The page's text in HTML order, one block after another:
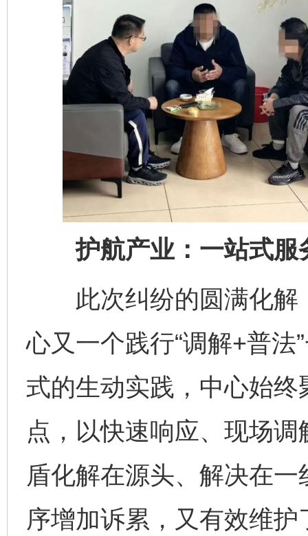
护航产业：一站式服
此次纠纷的圆满化解
心又一个践行“调解+普
式的生动实践，中心始
点，以快速响应、现场
盾化解在源头、解决在
序增加诉累，又有效维